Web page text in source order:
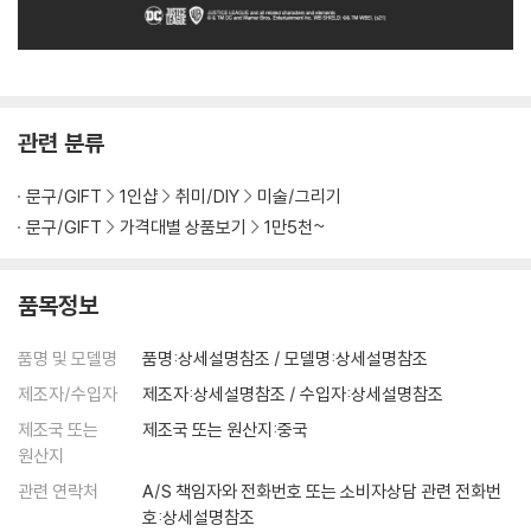
관련 분류
문구/GIFT 1인샵 취미/DIY
미술/그리기
문구/GIFT
가격대별 상품보기 1만5천~
품목정보
품명 및 모델명
품명:상세설명참조 / 모델명:상세설명참조
제조자/수입자
제조자:상세설명참조 / 수입자:상세설명참조
제조국 또는
원산지
제조국 또는 원산지:중국
관련 연락처
A/S 책임자와 전화번호 또는 소비자상담 관련 전화번
호:상세설명참조